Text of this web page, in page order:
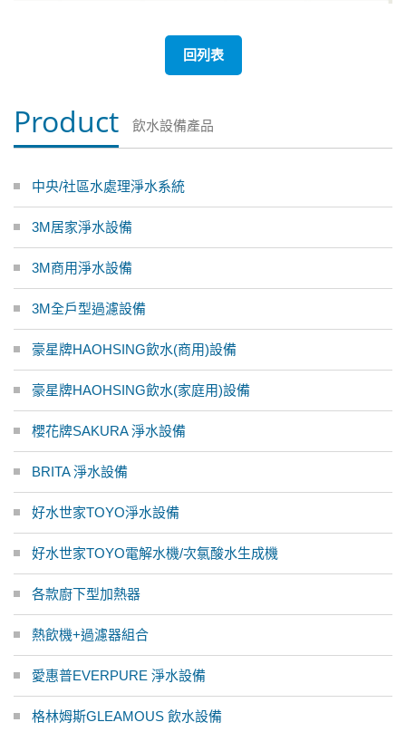
回列表
Product 飲水設備產品
中央/社區水處理淨水系統
3M居家淨水設備
3M商用淨水設備
3M全戶型過濾設備
豪星牌HAOHSING飲水(商用)設備
豪星牌HAOHSING飲水(家庭用)設備
櫻花牌SAKURA 淨水設備
BRITA 淨水設備
好水世家TOYO淨水設備
好水世家TOYO電解水機/次氯酸水生成機
各款廚下型加熱器
熱飲機+過濾器組合
愛惠普EVERPURE 淨水設備
格林姆斯GLEAMOUS 飲水設備